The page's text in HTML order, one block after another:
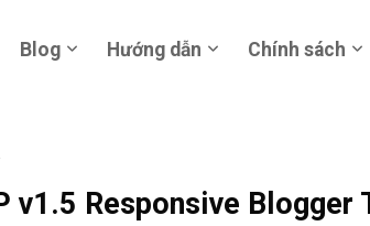
Blog Hướng dẫn Chính sách
v1.5 Responsive Blogger